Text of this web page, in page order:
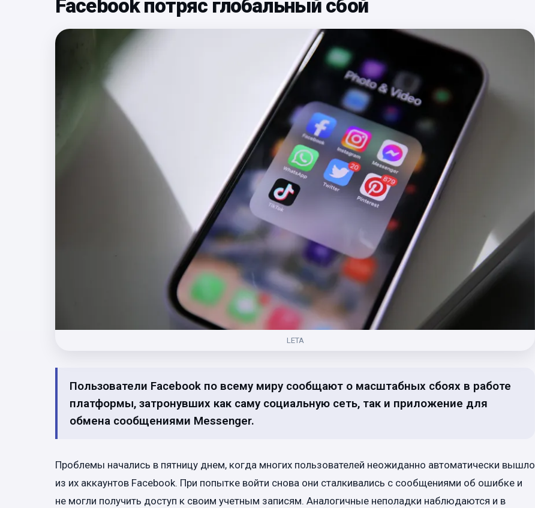
Facebook потряс глобальный сбой
LETA
Пользователи Facebook по всему миру сообщают о масштабных сбоях в работе
платформы, затронувших как саму социальную сеть, так и приложение для
обмена сообщениями Messenger.
Проблемы начались в пятницу днем, когда многих пользователей неожиданно автоматически вышло
из их аккаунтов Facebook. При попытке войти снова они сталкивались с сообщениями об ошибке и
не могли получить доступ к своим учетным записям. Аналогичные неполадки наблюдаются и в